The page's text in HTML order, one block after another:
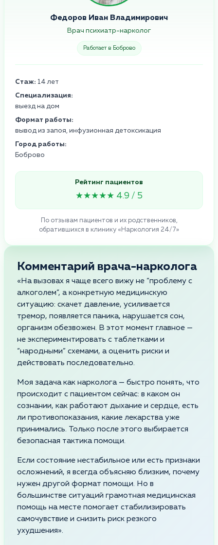
Федоров Иван Владимирович
Врач психиатр-нарколог
Работает в Боброво
Стаж: 14 лет
Специализация:
выезд на дом
Формат работы:
вывод из запоя, инфузионная детоксикация
Город работы:
Боброво
Рейтинг пациентов
★★★★★ 4.9 / 5
По отзывам пациентов и их родственников,
обратившихся в клинику «Наркология 24/7»
Комментарий врача-нарколога
«На вызовах я чаще всего вижу не “проблему с
алкоголем”, а конкретную медицинскую
ситуацию: скачет давление, усиливается
тремор, появляется паника, нарушается сон,
организм обезвожен. В этот момент главное —
не экспериментировать с таблетками и
“народными” схемами, а оценить риски и
действовать последовательно.
Моя задача как нарколога — быстро понять, что
происходит с пациентом сейчас: в каком он
сознании, как работают дыхание и сердце, есть
ли противопоказания, какие лекарства уже
принимались. Только после этого выбирается
безопасная тактика помощи.
Если состояние нестабильное или есть признаки
осложнений, я всегда объясняю близким, почему
нужен другой формат помощи. Но в
большинстве ситуаций грамотная медицинская
помощь на месте помогает стабилизировать
самочувствие и снизить риск резкого
ухудшения».